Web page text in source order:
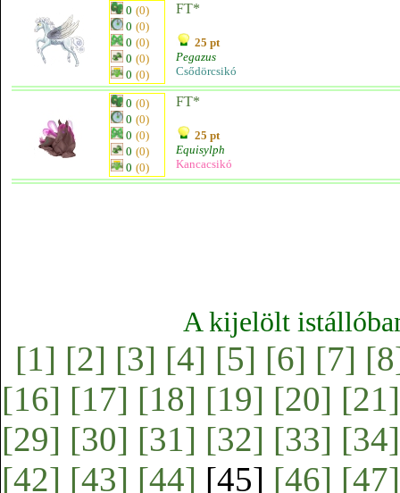
0 (0)
0 (0)
0 (0)
0 (0)
0 (0)
FT*
25 pt
Pegazus
Csődörcsikó
0 (0)
0 (0)
0 (0)
0 (0)
0 (0)
FT*
25 pt
Equisylph
Kancacsikó
A kijelölt
[1] [2] [3] [4] [5] [6] [7]
[16] [17] [18] [19] [20] [21]
[29] [30] [31] [32] [33] [34]
[42] [43] [44] [45] [46] [47]